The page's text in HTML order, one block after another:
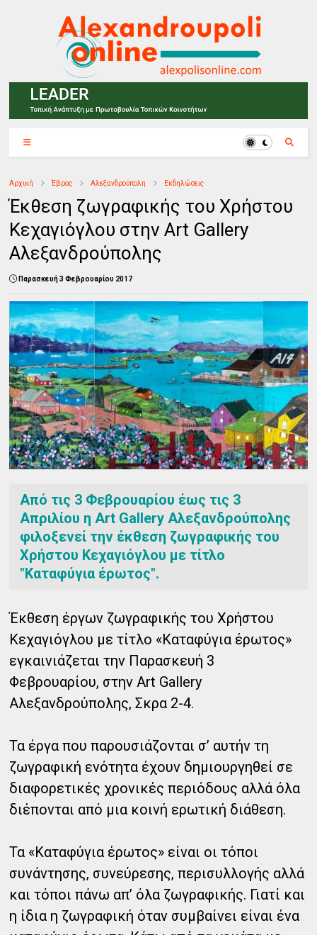
Αρχική Έβρος Αλεξανδρούπολη Εκδηλώσεις
Έκθεση ζωγραφικής του Χρήστου
Κεχαγιόγλου στην Art Gallery
Αλεξανδρούπολης
Παρασκευή 3 Φεβρουαρίου 2017
Από τις 3 Φεβρουαρίου έως τις 3
Απριλίου η Art Gallery Αλεξανδρούπολης
φιλοξενεί την έκθεση ζωγραφικής του
Χρήστου Κεχαγιόγλου με τίτλο
"Καταφύγια έρωτος".
Έκθεση έργων ζωγραφικής του Χρήστου
Κεχαγιόγλου με τίτλο «Καταφύγια έρωτος»
εγκαινιάζεται την Παρασκευή 3
Φεβρουαρίου, στην Art Gallery
Αλεξανδρούπολης, Σκρα 2-4.
Τα έργα που παρουσιάζονται σ’ αυτήν τη
ζωγραφική ενότητα έχουν δημιουργηθεί σε
διαφορετικές χρονικές περιόδους αλλά όλα
διέπονται από μια κοινή ερωτική διάθεση.
Τα «Καταφύγια έρωτος» είναι οι τόποι
συνάντησης, συνεύρεσης, περισυλλογής αλλά
και τόποι πάνω απ’ όλα ζωγραφικής. Γιατί και
η ίδια η ζωγραφική όταν συμβαίνει είναι ένα